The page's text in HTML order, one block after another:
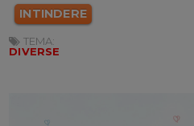
INTINDERE
TEMA:
DIVERSE